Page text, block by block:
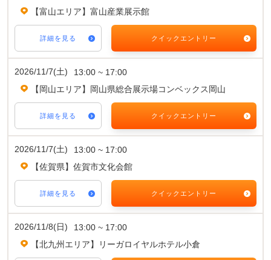
【富山エリア】富山産業展示館
詳細を見る クイックエントリー
2026/11/7(土)
13:00 ~ 17:00
【岡山エリア】岡山県総合展示場コンベックス岡山
詳細を見る クイックエントリー
2026/11/7(土)
13:00 ~ 17:00
【佐賀県】佐賀市文化会館
詳細を見る クイックエントリー
2026/11/8(日)
13:00 ~ 17:00
【北九州エリア】リーガロイヤルホテル小倉